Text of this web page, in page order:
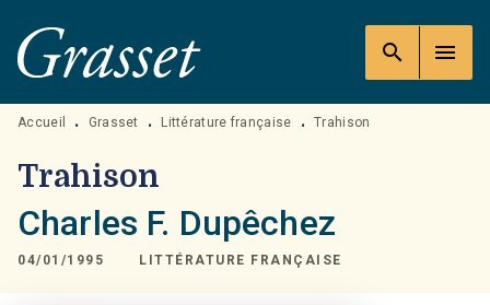
MENU RECHERCHE
PIED DE PAGE
search menu
Accueil • Grasset • Littérature française • Trahison
Trahison
Charles F. Dupêchez
04/01/1995 LITTÉRATURE FRANÇAISE